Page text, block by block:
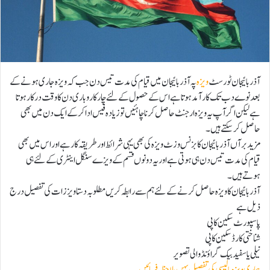
آذربائیجان ٹورسٹویزہپہ آذربائیجان میں قیام کی مدت تیس دن جب کہ ویزہ جاری ہونے کے
بعد نوے دب تک کارآمد ہوتا ہے اس کے حصول کے لئے چار کاروباری دن کا وقت درکار ہوتا
ہے لیکن اگر آپ یہ ویزہ ارجنٹ حاصل کرنا چاہئیں تو زیادہ فیس ادا کرکے ایک دن میں بھی
حاصل کرسکتے ہیں۔
مزید برآں آذربائیجان کا بزنس وزٹ ویزہ کی بھی یہی شرائط اور طریقہ کار ہے اور اس میں بھی
قیام کی مدت تیس دن ہی ہوتی ہے اور یہ دونوں قسم کے ویزے سنگل اینٹری کے لئے ہی
ہوتے ہیں۔
آذربائیجان کا ویزہ حاصل کرنے کے لئے ہم سے رابطہ کریں مطلوبہ دستاویززات کی تفصیل درج
ذیل ہے
پاسپورٹ سکین کاپی
شناختی کارڈ سکین کاپی
نیلی یا سفید بیک گراؤنڈ والی تصویر